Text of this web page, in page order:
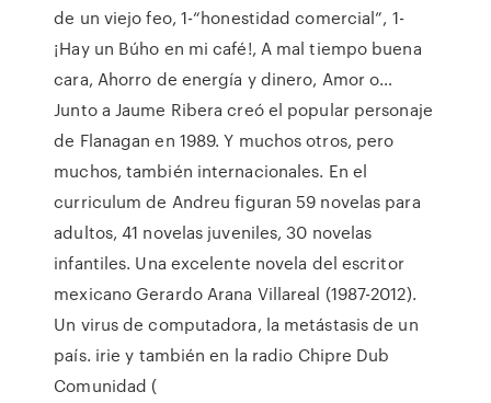
de un viejo feo, 1-“honestidad comercial”, 1-
¡Hay un Búho en mi café!, A mal tiempo buena
cara, Ahorro de energía y dinero, Amor o…
Junto a Jaume Ribera creó el popular personaje
de Flanagan en 1989. Y muchos otros, pero
muchos, también internacionales. En el
curriculum de Andreu figuran 59 novelas para
adultos, 41 novelas juveniles, 30 novelas
infantiles. Una excelente novela del escritor
mexicano Gerardo Arana Villareal (1987-2012).
Un virus de computadora, la metástasis de un
país. irie y también en la radio Chipre Dub
Comunidad (